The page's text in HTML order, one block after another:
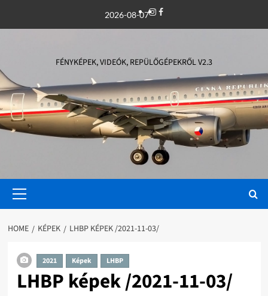
2026-08-07Instagram
Facebook
FÉNYKÉPEK, VIDEÓK, REPÜLŐGÉPEKRŐL V2.3
Menu
HOME KÉPEK LHBP KÉPEK /2021-11-03/
2021 Képek LHBP
LHBP képek /2021-11-03/